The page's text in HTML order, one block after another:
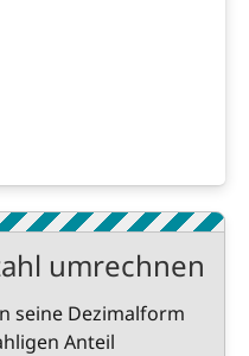
umrechnen
seine Dezimalform
Anteil